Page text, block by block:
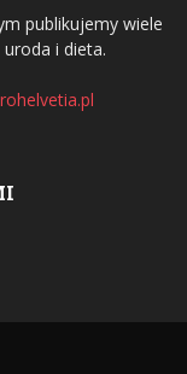
publikujemy wiele
i dieta.